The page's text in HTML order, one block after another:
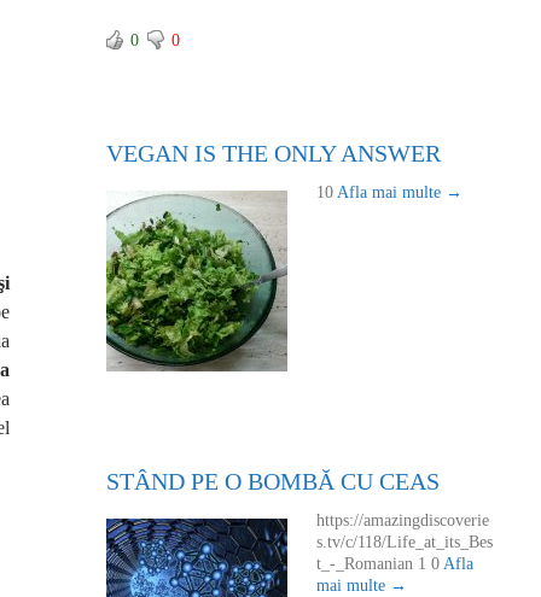
0 0
VEGAN IS THE ONLY ANSWER
10 Afla mai multe →
STÂND PE O BOMBĂ CU CEAS
https://amazingdiscoverie
s.tv/c/118/Life_at_its_Bes
t_-_Romanian 1 0 Afla
mai multe →